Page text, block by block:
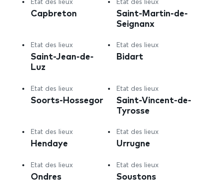
Etat des lieux
Capbreton
Etat des lieux
Saint-Martin-de-
Seignanx
Etat des lieux
Saint-Jean-de-
Luz
Etat des lieux
Bidart
Etat des lieux
Soorts-Hossegor
Etat des lieux
Saint-Vincent-de-
Tyrosse
Etat des lieux
Hendaye
Etat des lieux
Urrugne
Etat des lieux
Ondres
Etat des lieux
Soustons